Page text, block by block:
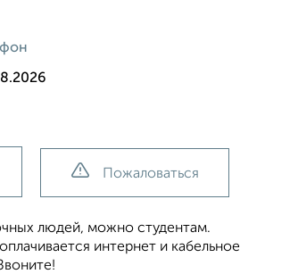
Пожаловаться
людей, можно студентам.
интернет и кабельное